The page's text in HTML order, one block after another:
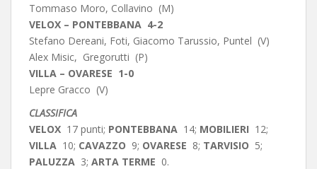
Tommaso Moro, Collavino (M)
VELOX – PONTEBBANA 4-2
Stefano Dereani, Foti, Giacomo Tarussio, Puntel (V)
Alex Misic, Gregorutti (P)
VILLA – OVARESE 1-0
Lepre Gracco (V)
CLASSIFICA
VELOX 17 punti; PONTEBBANA 14; MOBILIERI 12;
VILLA 10; CAVAZZO 9; OVARESE 8; TARVISIO 5;
PALUZZA 3; ARTA TERME 0.